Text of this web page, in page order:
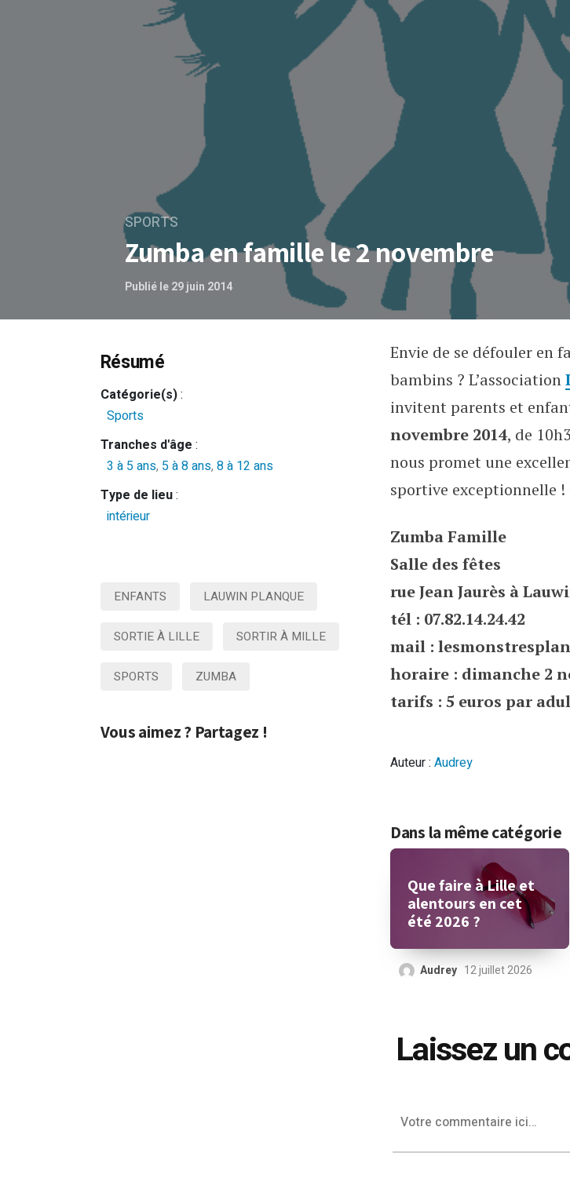
SPORTS
Zumba en famille le 2 novembre
Publié le 29 juin 2014
Zumba en famille
Envie de se défouler en
bambins ? L’association
invitent parents et
novembre 2014, de
nous promet une
sportive exceptionnelle !
Zumba Famille
Salle des fêtes
rue Jean Jaurès à
tél : 07.82.14.24.42
mail :
horaire : dimanche 2
tarifs : 5 euros par
Auteur : Audrey
Résumé
Catégorie(s):
Sports
Tranches d'âge :
3 à 5 ans, 5 à 8 ans, 8 à 12 ans
Type de lieu:
intérieur
ENFANTS LAUWIN PLANQUE
SORTIE À LILLE SORTIR À MILLE
SPORTS ZUMBA
Vous aimez ? Partagez !
Dans la même catégorie
Que faire à Lille et
alentours en cet
été 2026 ?
Audrey 12 juillet 2026
Laissez un